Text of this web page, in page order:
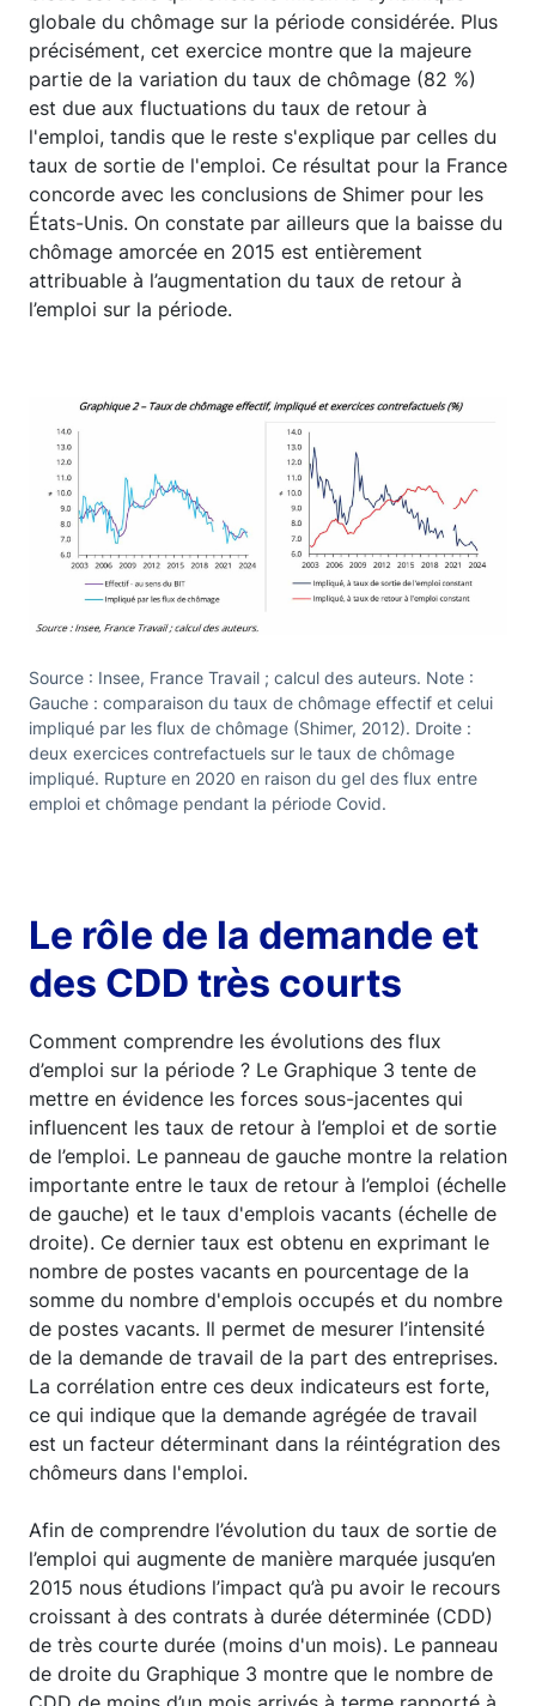
globale du chômage sur la période considérée. Plus
précisément, cet exercice montre que la majeure
partie de la variation du taux de chômage (82 %)
est due aux fluctuations du taux de retour à
l'emploi, tandis que le reste s'explique par celles du
taux de sortie de l'emploi. Ce résultat pour la France
concorde avec les conclusions de Shimer pour les
États-Unis. On constate par ailleurs que la baisse du
chômage amorcée en 2015 est entièrement
attribuable à l’augmentation du taux de retour à
l’emploi sur la période.
Source : Insee, France Travail ; calcul des auteurs. Note :
Gauche : comparaison du taux de chômage effectif et celui
impliqué par les flux de chômage (Shimer, 2012). Droite :
deux exercices contrefactuels sur le taux de chômage
impliqué. Rupture en 2020 en raison du gel des flux entre
emploi et chômage pendant la période Covid.
Le rôle de la demande et
des CDD très courts
Comment comprendre les évolutions des flux
d’emploi sur la période ? Le Graphique 3 tente de
mettre en évidence les forces sous-jacentes qui
influencent les taux de retour à l’emploi et de sortie
de l’emploi. Le panneau de gauche montre la relation
importante entre le taux de retour à l’emploi (échelle
de gauche) et le taux d'emplois vacants (échelle de
droite). Ce dernier taux est obtenu en exprimant le
nombre de postes vacants en pourcentage de la
somme du nombre d'emplois occupés et du nombre
de postes vacants. Il permet de mesurer l’intensité
de la demande de travail de la part des entreprises.
La corrélation entre ces deux indicateurs est forte,
ce qui indique que la demande agrégée de travail
est un facteur déterminant dans la réintégration des
chômeurs dans l'emploi.
Afin de comprendre l’évolution du taux de sortie de
l’emploi qui augmente de manière marquée jusqu’en
2015 nous étudions l’impact qu’à pu avoir le recours
croissant à des contrats à durée déterminée (CDD)
de très courte durée (moins d'un mois). Le panneau
de droite du Graphique 3 montre que le nombre de